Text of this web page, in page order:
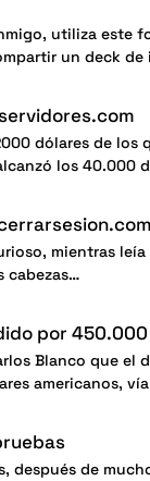
utiliza este
un deck
dólares de los
los 40.000
mientras
cabezas…
por
Blanco que
americanos,
después de